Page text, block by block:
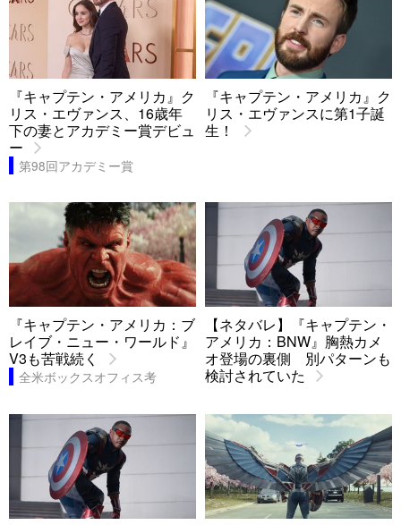
『キャプテン・アメリカ』ク
リス・エヴァンス、16歳年
下の妻とアカデミー賞デビュ
ー
第98回アカデミー賞
『キャプテン・アメリカ』ク
リス・エヴァンスに第1子誕
生！
『キャプテン・アメリカ：ブ
レイブ・ニュー・ワールド』
V3も苦戦続く
全米ボックスオフィス考
【ネタバレ】『キャプテン・
アメリカ：BNW』胸熱カメ
オ登場の裏側 別パターンも
検討されていた